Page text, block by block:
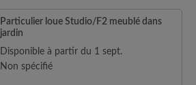
Particulier loue Studio/F2 meublé dans
jardin
Disponible à partir du 1 sept.
Non spécifié